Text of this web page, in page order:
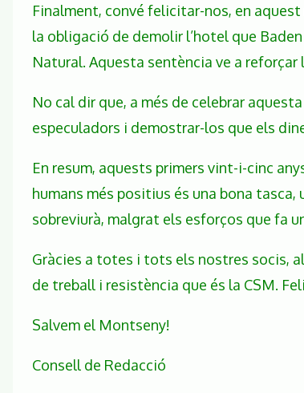
Finalment, convé felicitar-nos, en
la obligació de demolir l’hotel que
Natural. Aquesta sentència ve a
No cal dir que, a més de celebrar
especuladors i demostrar-los que els
En resum, aquests primers vint-i-cinc
humans més positius és una bona
sobreviurà, malgrat els esforços que fa
Gràcies a totes i tots els nostres socis,
de treball i resistència que és la CSM.
Salvem el Montseny!
Consell de Redacció